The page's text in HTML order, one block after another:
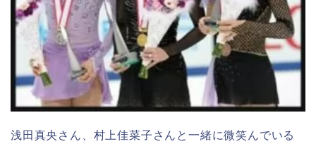
浅田真央さん、村上佳菜子さんと一緒に微笑んでいる